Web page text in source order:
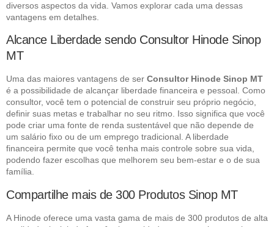
diversos aspectos da vida. Vamos explorar cada uma dessas
vantagens em detalhes.
Alcance Liberdade sendo Consultor Hinode Sinop
MT
Uma das maiores vantagens de ser Consultor Hinode Sinop MT
é a possibilidade de alcançar liberdade financeira e pessoal. Como
consultor, você tem o potencial de construir seu próprio negócio,
definir suas metas e trabalhar no seu ritmo. Isso significa que você
pode criar uma fonte de renda sustentável que não depende de
um salário fixo ou de um emprego tradicional. A liberdade
financeira permite que você tenha mais controle sobre sua vida,
podendo fazer escolhas que melhorem seu bem-estar e o de sua
família.
Compartilhe mais de 300 Produtos Sinop MT
A Hinode oferece uma vasta gama de mais de 300 produtos de alta